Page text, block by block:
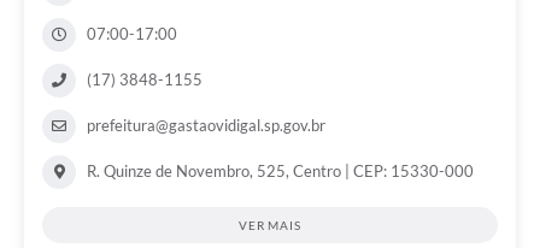
07:00-17:00
(17) 3848-1155
prefeitura@gastaovidigal.sp.gov.br
R. Quinze de Novembro, 525, Centro | CEP: 15330-000
VER MAIS